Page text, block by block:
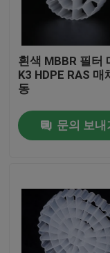
회사 소개
흰색 MBBR 필터
K3 HDPE RAS 매
동
문의 보내